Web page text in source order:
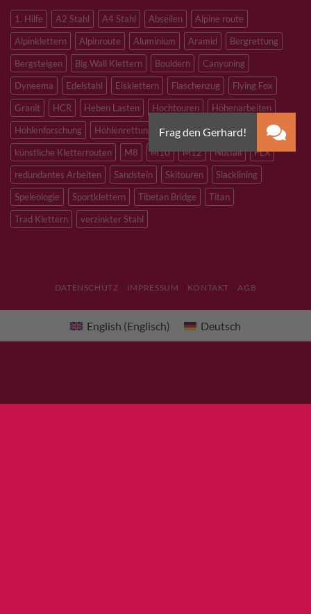
1. Hilfe A2 Stahl A4 Stahl Abseilen
Alpine route
Alpinklettern
Alpinroute Aluminium Aramid
Bergrettung
Bergsteigen
Big Wall Klettern Bouldern
Canyoning
Dyneema
Edelstahl Eisklettern Flaschenzug
Flying Fox
Granit
HCR Heben Lasten Hochtouren
Höhenarbeiten
Höhlenforschung
Höhlenrettung Inox Kevlar
Kletterhalle
künstliche Kletterrouten
M8 M10 M12 Notfall
PLX
redundantes Arbeiten
Sandstein Skitouren
Slacklining
Speleologie
Sportklettern Tibetan Bridge
Titan
Trad Klettern
verzinkter Stahl
DATENSCHUTZ IMPRESSUM KONTAKT AGB
English (Englisch) Deutsch